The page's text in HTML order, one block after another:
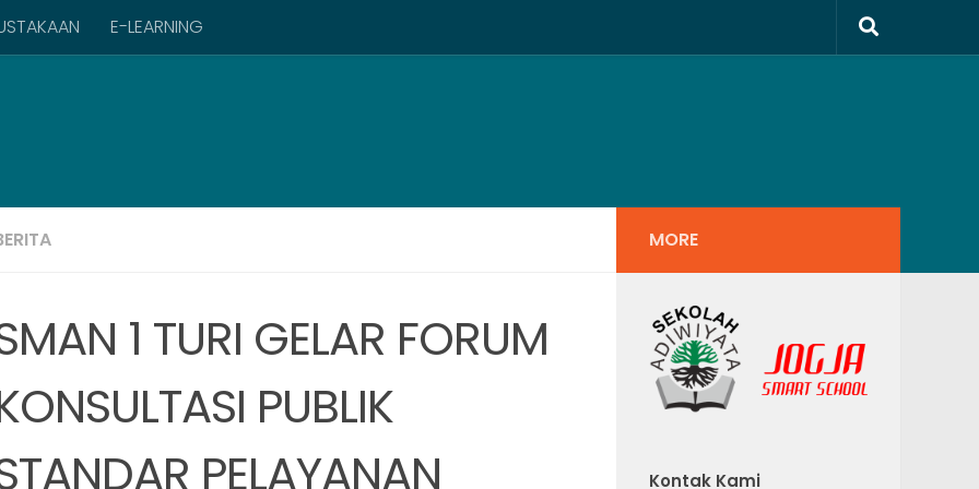
E-LEARNING
1 TURI GELAR FORUM
PUBLIK
PELAYANAN
MORE
Kontak Kami